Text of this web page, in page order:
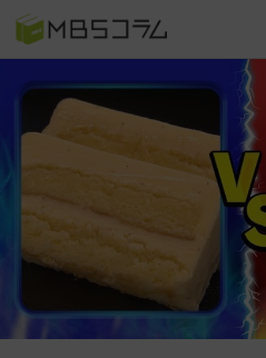
日曜日の初耳学 復習編
3分で読める！『ザ・リー
ダー』たちの泣き笑い
サタプラ ～気になる情
報をちょこっとプラス～
推しといつまでも